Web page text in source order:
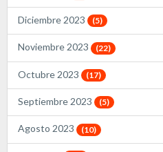
Diciembre 2023 (5)
Noviembre 2023 (22)
Octubre 2023 (17)
Septiembre 2023 (5)
Agosto 2023 (10)